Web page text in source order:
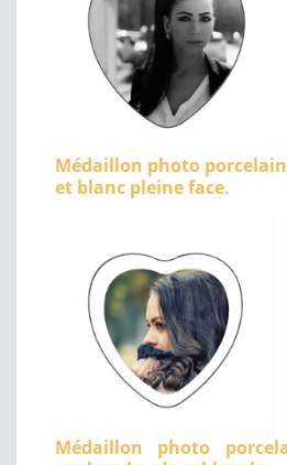
Médaillon photo
et blanc pleine face.
Médaillon photo